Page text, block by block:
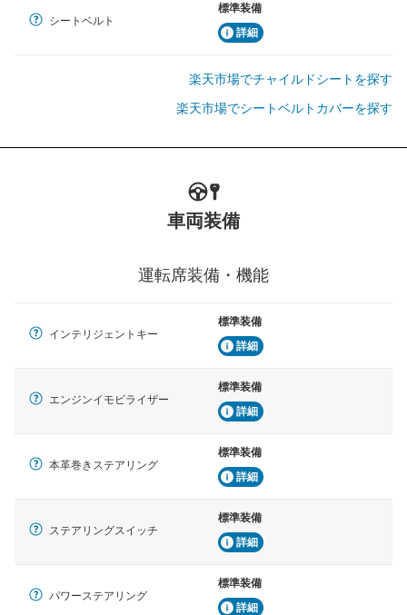
シートベルト
標準装備
詳細
楽天市場でチャイルドシートを探す
楽天市場でシートベルトカバーを探す
車両装備
運転席装備・機能
インテリジェントキー
標準装備
詳細
エンジンイモビライザー
標準装備
詳細
本革巻きステアリング
標準装備
詳細
ステアリングスイッチ
標準装備
詳細
パワーステアリング
標準装備
詳細